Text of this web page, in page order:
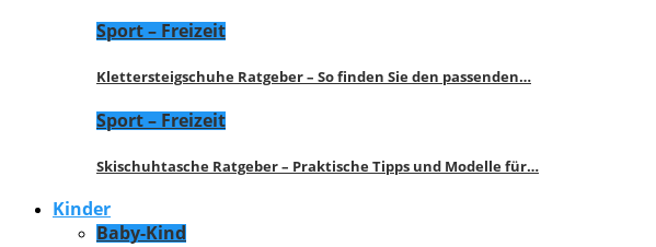
Sport – Freizeit
Klettersteigschuhe Ratgeber – So finden Sie den passenden…
Sport – Freizeit
Skischuhtasche Ratgeber – Praktische Tipps und Modelle für…
Kinder
Baby-Kind